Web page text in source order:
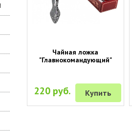
Чайная ложка
"Главнокомандующий"
220 руб. Купить